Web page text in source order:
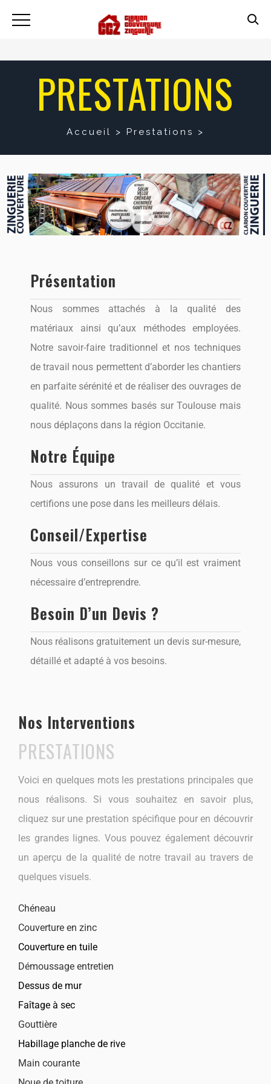
PRESTATIONS
Accueil > Prestations >
Présentation
Nous sommes attachés à la qualité des
matériaux ainsi qu’aux méthodes employées.
Notre savoir-faire traditionnel et nos techniques
de travail nous permettent d’aborder les chantiers
en parfaite sérénité et de réaliser des ouvrages de
qualité. Nous sommes basés sur Toulouse mais
nous déplaçons dans la région Occitanie.
Notre Équipe
Nous assurons un travail de qualité et vous
certifions une pose dans les meilleurs délais.
Conseil/expertise
Nous vous conseillons sur ce qu’il est vraiment
nécessaire d’entreprendre.
Besoin D’un Devis ?
Nous réalisons gratuitement un devis sur-mesure,
détaillé et adapté à vos besoins.
Nos Interventions
PRESTATIONS
Voici en quelques mots les prestations principales que
nous réalisons. Si vous souhaitez en savoir plus,
cliquez sur une prestation spécifique pour en découvrir
les grandes lignes. Vous pouvez également découvrir
un aperçu de la qualité de notre travail au travers de
quelques visuels.
Chéneau
Couverture en zinc
Couverture en tuile
Démoussage entretien
Dessus de mur
Faîtage à sec
Gouttière
Habillage planche de rive
Main courante